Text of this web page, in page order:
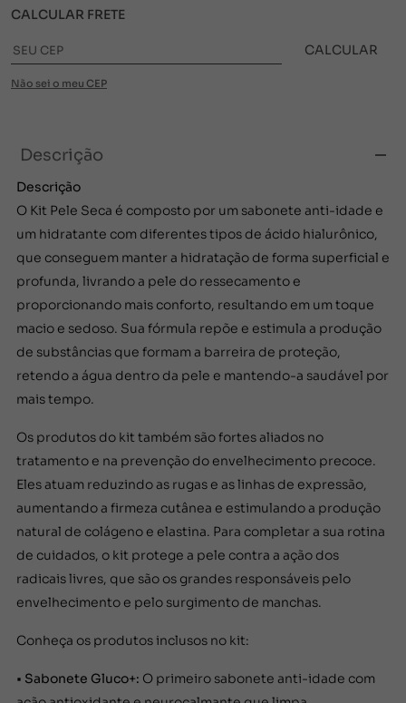
CALCULAR FRETE
CALCULAR
Não sei o meu CEP
Descrição
Descrição
O Kit Pele Seca é composto por um sabonete anti-idade e
um hidratante com diferentes tipos de ácido hialurônico,
que conseguem manter a hidratação de forma superficial e
profunda, livrando a pele do ressecamento e
proporcionando mais conforto, resultando em um toque
macio e sedoso. Sua fórmula repõe e estimula a produção
de substâncias que formam a barreira de proteção,
retendo a água dentro da pele e mantendo-a saudável por
mais tempo.
Os produtos do kit também são fortes aliados no
tratamento e na prevenção do envelhecimento precoce.
Eles atuam reduzindo as rugas e as linhas de expressão,
aumentando a firmeza cutânea e estimulando a produção
natural de colágeno e elastina. Para completar a sua rotina
de cuidados, o kit protege a pele contra a ação dos
radicais livres, que são os grandes responsáveis pelo
envelhecimento e pelo surgimento de manchas.
Conheça os produtos inclusos no kit:
• Sabonete Gluco+: O primeiro sabonete anti-idade com